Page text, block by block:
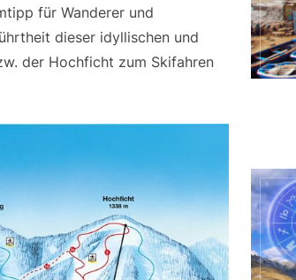
für Wanderer und
dieser idyllischen und
der Hochficht zum Skifahren